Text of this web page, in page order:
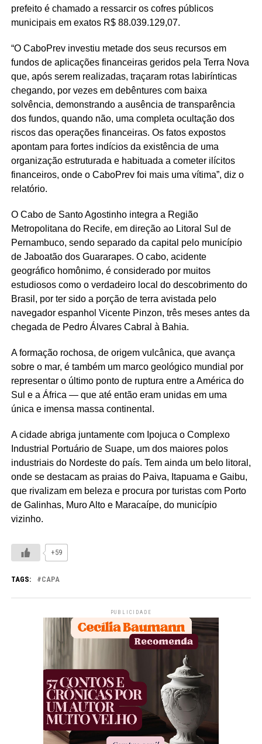
prefeito é chamado a ressarcir os cofres públicos
municipais em exatos R$ 88.039.129,07.
“O CaboPrev investiu metade dos seus recursos em
fundos de aplicações financeiras geridos pela Terra Nova
que, após serem realizadas, traçaram rotas labirínticas
chegando, por vezes em debêntures com baixa
solvência, demonstrando a ausência de transparência
dos fundos, quando não, uma completa ocultação dos
riscos das operações financeiras. Os fatos expostos
apontam para fortes indícios da existência de uma
organização estruturada e habituada a cometer ilícitos
financeiros, onde o CaboPrev foi mais uma vítima”, diz o
relatório.
O Cabo de Santo Agostinho integra a Região
Metropolitana do Recife, em direção ao Litoral Sul de
Pernambuco, sendo separado da capital pelo município
de Jaboatão dos Guararapes. O cabo, acidente
geográfico homônimo, é considerado por muitos
estudiosos como o verdadeiro local do descobrimento do
Brasil, por ter sido a porção de terra avistada pelo
navegador espanhol Vicente Pinzon, três meses antes da
chegada de Pedro Álvares Cabral à Bahia.
A formação rochosa, de origem vulcânica, que avança
sobre o mar, é também um marco geológico mundial por
representar o último ponto de ruptura entre a América do
Sul e a África — que até então eram unidas em uma
única e imensa massa continental.
A cidade abriga juntamente com Ipojuca o Complexo
Industrial Portuário de Suape, um dos maiores polos
industriais do Nordeste do país. Tem ainda um belo litoral,
onde se destacam as praias do Paiva, Itapuama e Gaibu,
que rivalizam em beleza e procura por turistas com Porto
de Galinhas, Muro Alto e Maracaípe, do município
vizinho.
+59
TAGS: CAPA
PUBLICIDADE